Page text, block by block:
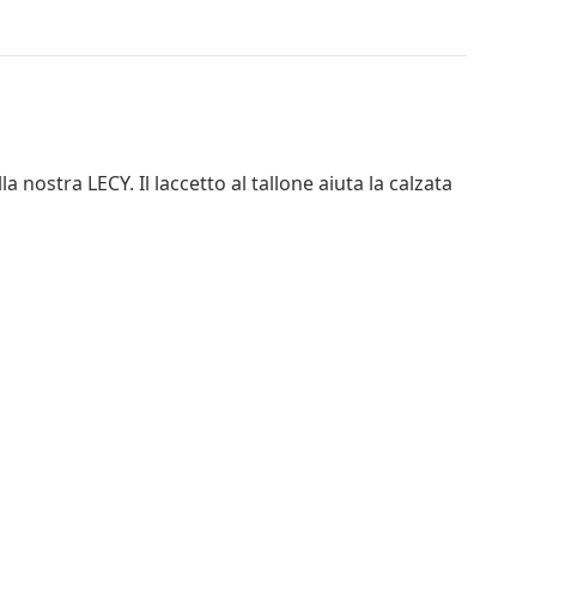
LECY. Il laccetto al tallone aiuta la calzata